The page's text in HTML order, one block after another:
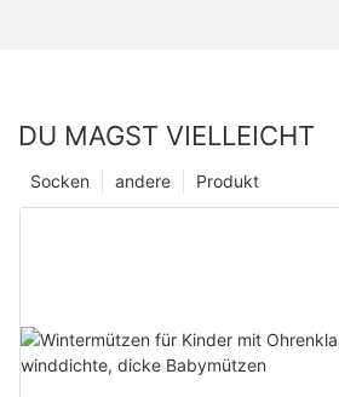
DU MAGST VIELLEICHT
Produkt
andere
Socken